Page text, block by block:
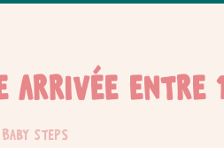
arrivée entre
Baby Steps